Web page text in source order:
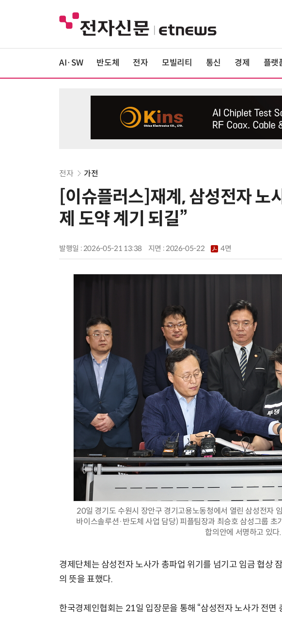
AI·SW 반도체 전자 모빌리티 통신 경제 플랫
전자 가전
[이슈플러스]재계, 삼성전자 노
제 도약 계기 되길”
발행일 : 2026-05-21 13:38 지면 :2026-05-22 4면
20일 경기도 수원시 장안구 경기고용노동청에서 열린 삼성전자
바이스솔루션·반도체 사업 담당) 피플팀장과 최승호 삼성그룹
합의안에 서명하고 있다.
경제단체는 삼성전자 노사가 총파업 위기를 넘기고 임금 협상
의 뜻을 표했다.
한국경제인협회는 21일 입장문을 통해 “삼성전자 노사가 전면